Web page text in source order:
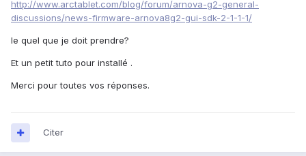
http://www.arctablet.com/blog/forum/arnova-g2-general-
discussions/news-firmware-arnova8g2-gui-sdk-2-1-1-1/
le quel que je doit prendre?
Et un petit tuto pour installé .
Merci pour toutes vos réponses.
Citer